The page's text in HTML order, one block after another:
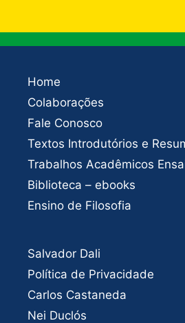
Home
Colaborações
Fale Conosco
Textos Introdutórios e
Trabalhos Acadêmicos
Biblioteca – ebooks
Ensino de Filosofia
Salvador Dali
Política de Privacidade
Carlos Castaneda
Nei Duclós